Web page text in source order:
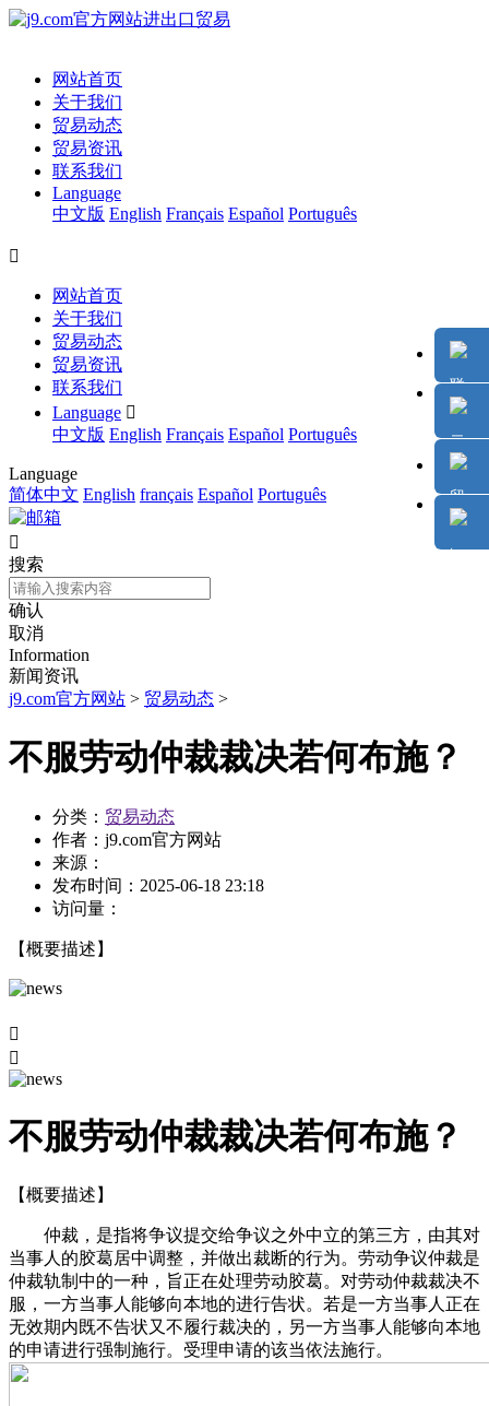
网站首页
关于我们
贸易动态
贸易资讯
联系我们
Language
中文版 English Français Español Português

网站首页
关于我们
贸易动态
贸易资讯
联系我们
Language 
中文版 English Français Español Português
Language
简体中文 English français Español Português

搜索
确认
取消
Information
新闻资讯
j9.com官方网站 > 贸易动态 >
不服劳动仲裁裁决若何布施？
分类： 贸易动态
作者： j9.com官方网站
来源：
发布时间： 2025-06-18 23:18
访问量：
【概要描述】


不服劳动仲裁裁决若何布施？
【概要描述】
仲裁，是指将争议提交给争议之外中立的第三方，由其对
当事人的胶葛居中调整，并做出裁断的行为。劳动争议仲裁是
仲裁轨制中的一种，旨正在处理劳动胶葛。对劳动仲裁裁决不
服，一方当事人能够向本地的进行告状。若是一方当事人正在
无效期内既不告状又不履行裁决的，另一方当事人能够向本地
的申请进行强制施行。受理申请的该当依法施行。